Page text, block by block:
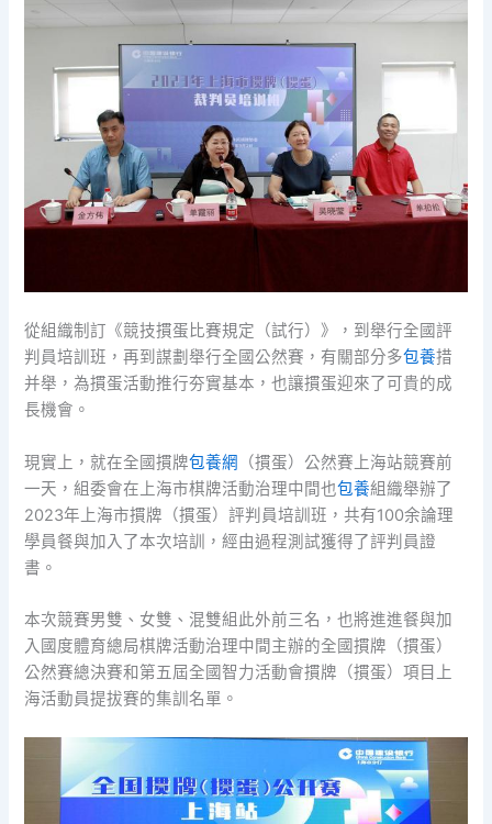
從組織制訂《競技摜蛋比賽規定（試行）》，到舉行全國評
判員培訓班，再到謀劃舉行全國公然賽，有關部分多包養措
并舉，為摜蛋活動推行夯實基本，也讓摜蛋迎來了可貴的成
長機會。
現實上，就在全國摜牌包養網
（摜蛋）公然賽上海站競賽前
一天，組委會在上海市棋牌活動治理中間也包養組織舉辦了
2023年上海市摜牌（摜蛋）評判員培訓班，共有100余論理
學員餐與加入了本次培訓，經由過程測試獲得了評判員證
書。
本次競賽男雙、女雙、混雙組此外前三名，也將進進餐與加
入國度體育總局棋牌活動治理中間主辦的全國摜牌（摜蛋）
公然賽總決賽和第五屆全國智力活動會摜牌（摜蛋）項目上
海活動員提拔賽的集訓名單。